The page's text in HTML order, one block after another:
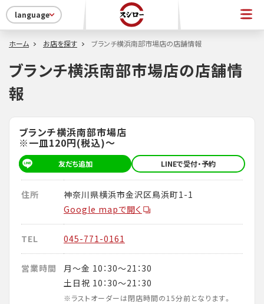
language
ホーム お店を探す ブランチ横浜南部市場店の店舗情報
ブランチ横浜南部市場店の店舗情
報
ブランチ横浜南部市場店
※一皿120円(税込)～
友だち追加 LINEで受付・予約
住所
神奈川県横浜市金沢区鳥浜町1-1
Google mapで開く
TEL 045-771-0161
営業時間
月～金 10：30～21：30
土日祝 10：30～21：30
※ラストオーダーは閉店時間の15分前となります。